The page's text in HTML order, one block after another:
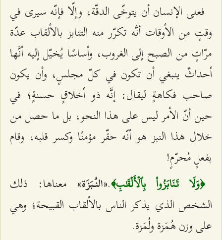
فعلى الإنسان أن يتوخّى الدقّة، وإلّا فإنّه سيرى في
وقتٍ من الأوقات أنَّه تكرّر منه التنابز بالألقاب عدّة
مرّاتٍ من الصبح إلى الغروب، وأساسًا يُخيّل إليه أنَّها
أحداثٌ ينبغي أن تكون في كلّ مجلسٍ، وأن يكون
صاحب فكاهةٍ ليقال: إنَّه ذو أخلاقٍ حسنةٍ؛ في
حين أنّ الأمر ليس على هذا النحو، بل ما حصل من
خلال هذا النبز هو أنّه حقّر مؤمنًا وكسر قلبه، وقام
بفعلٍ مُحرّمٍ!
﴿وَلَا تَنَابَزُواْ بِٱلۡأَلۡقَٰبِ﴾.«النُبَزَة» معناها: ذلك
الشخص الذي يذكر الناس بالألقاب القبيحة؛ وهي
على وزن هُمَزة ولُمَزة.